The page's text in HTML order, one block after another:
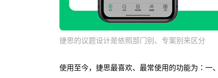
捷思的议题设计是依照部门别、专案别来区分
使用至今，捷思最喜欢、最常使用的功能为：一